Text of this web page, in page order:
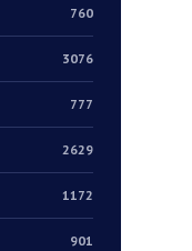
760
3076
777
2629
1172
901